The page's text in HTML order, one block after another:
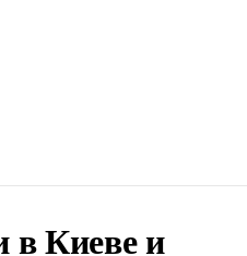
в Киеве и